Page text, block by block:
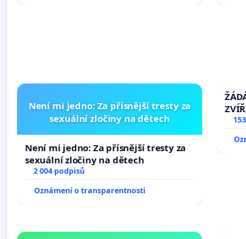
Není mi jedno: Za přísnější tresty za
sexuální zločiny na dětech
Není mi jedno: Za přísnější tresty za
sexuální zločiny na dětech
2 004 podpisů
Oznámení o transparentnosti